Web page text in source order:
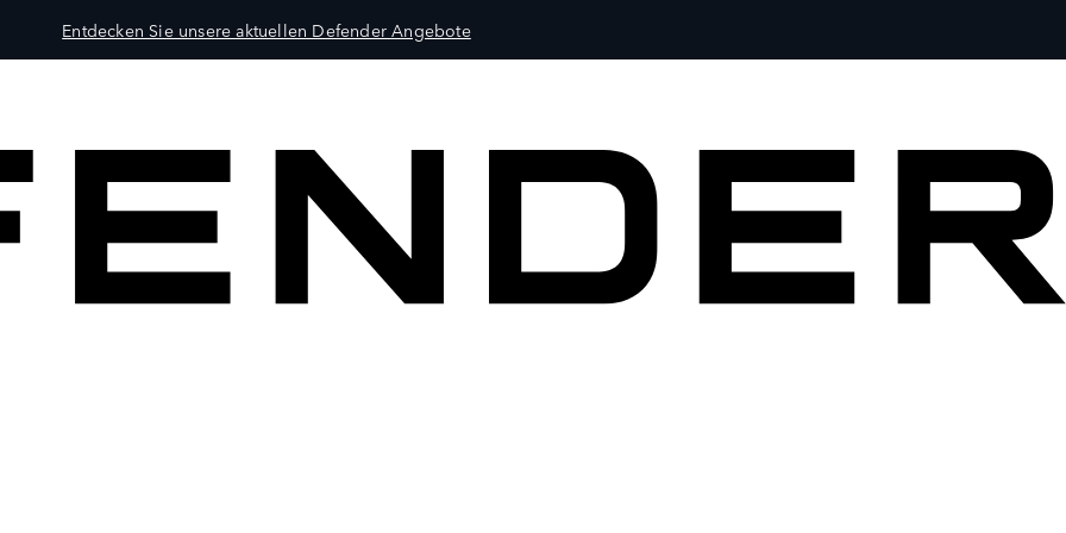
Entdecken Sie unsere aktuellen Defender Angebote